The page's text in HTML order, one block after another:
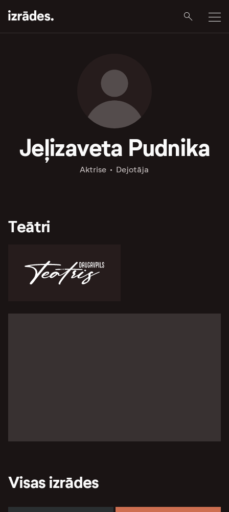
Jeļizaveta Pudnika
Aktrise Dejotāja
Teātri
Visas izrādes